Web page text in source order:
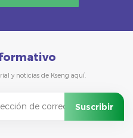
y noticias de Kseng aquí.